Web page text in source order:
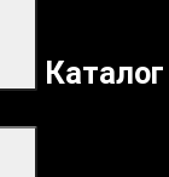
Каталог